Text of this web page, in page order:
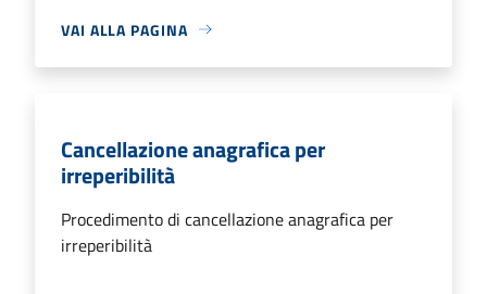
VAI ALLA PAGINA
Cancellazione anagrafica per
irreperibilità
Procedimento di cancellazione anagrafica per
irreperibilità